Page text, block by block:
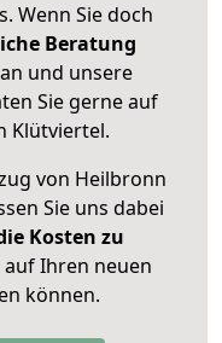
Wenn Sie doch
Beratung
und unsere
Sie gerne auf
Klütviertel.
von Heilbronn
Sie uns dabei
Kosten zu
auf Ihren neuen
können.